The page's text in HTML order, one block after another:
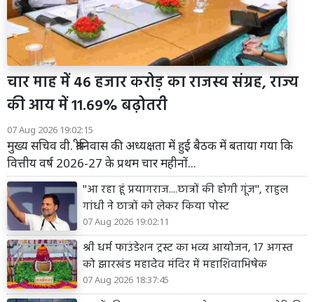
चार माह में 46 हजार करोड़ का राजस्व संग्रह, राज्य
की आय में 11.69% बढ़ोतरी
07 Aug 2026 19:02:15
मुख्य सचिव वी. श्रीनिवास की अध्यक्षता में हुई बैठक में बताया गया कि
वित्तीय वर्ष 2026-27 के प्रथम चार महीनों...
''आ रहा हूं प्रयागराज....छात्रों की होगी गूंज'', राहुल
गांधी ने छात्रों को लेकर किया पोस्ट
07 Aug 2026 19:02:11
श्री धर्म फाउंडेशन ट्रस्ट का भव्य आयोजन, 17 अगस्त
को झारखंड महादेव मंदिर में महाशिवाभिषेक
07 Aug 2026 18:37:45